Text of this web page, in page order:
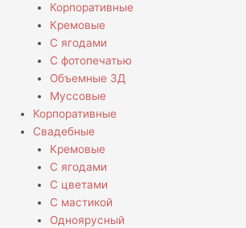
Корпоративные
Кремовые
С ягодами
С фотопечатью
Объемные 3Д
Муссовые
Корпоративные
Свадебные
Кремовые
С ягодами
С цветами
С мастикой
Одноярусный